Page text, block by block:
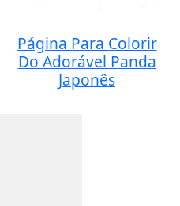
Página Para Colorir
Do Adorável Panda
Japonês